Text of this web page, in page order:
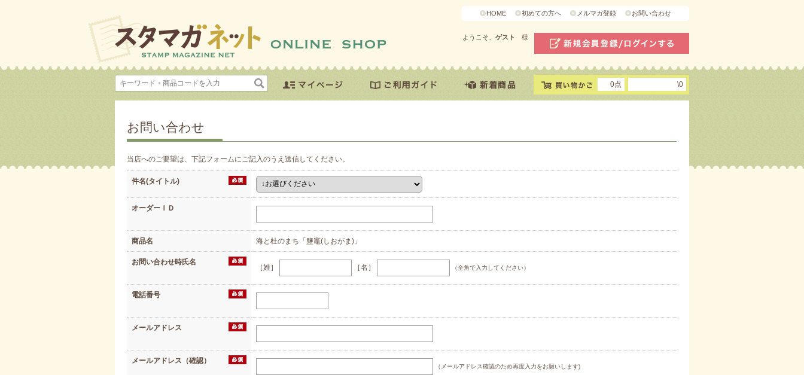
HOME 初めての方へ メルマガ登録 お問い合わせ
ようこそ、 ゲスト 様
0点 \0
お問い合わせ
当店へのご要望は、下記フォームにご記入のうえ送信してください。
件名(タイトル)
オーダーＩＤ
商品名 海と杜のまち「鹽竈(しおがま)」
お問い合わせ時氏名
［姓］ ［名］ （全角で入力してください）
電話番号
メールアドレス
メールアドレス（確認）
（メールアドレス確認のため再度入力をお願いします)